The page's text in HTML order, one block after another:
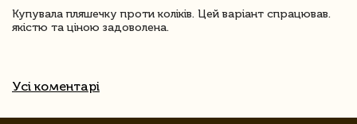
Купувала пляшечку проти коліків. Цей варіант спрацював.
якістю та ціною задоволена.
Усі коментарі